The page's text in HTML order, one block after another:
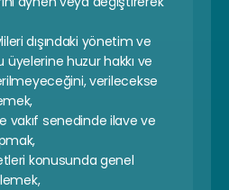
dışındaki yönetim ve
huzur hakkı ve
verilecekse
vakıf senedinde ilave ve
konusunda genel